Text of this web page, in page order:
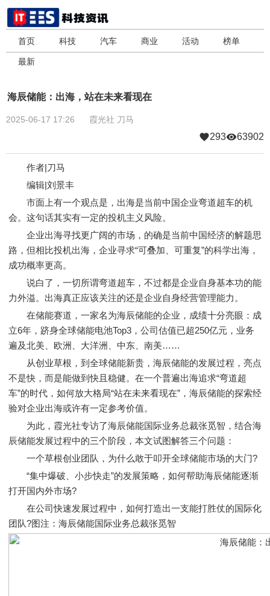
首页 科技 汽车 商业 活动 榜单
最新
海辰储能：出海，站在未来看现在
2025-06-17 17:26 霞光社 刀马
293 63902
作者|刀马
编辑|刘景丰
市面上有一个观点是，出海是当前中国企业弯道超车的机
会。这句话其实有一定的投机主义风险。
企业出海寻找更广阔的市场，的确是当前中国经济的解题思
路，但相比投机出海，企业寻求“可叠加、可重复”的科学出海，
成功概率更高。
说白了，一切所谓弯道超车，不过都是企业自身基本功的能
力外溢。出海真正应该关注的还是企业自身经营管理能力。
在储能赛道，一家名为海辰储能的企业，成绩十分亮眼：成
立6年，跻身全球储能电池Top3，公司估值已超250亿元，业务
遍及北美、欧洲、大洋洲、中东、南美……
从创业草根，到全球储能新贵，海辰储能的发展过程，亮点
不是快，而是能做到快且稳健。在一个普遍出海追求“弯道超
车”的时代，如何放大格局“站在未来看现在”，海辰储能的探索经
验对企业出海或许有一定参考价值。
为此，霞光社专访了海辰储能国际业务总裁张觅智，结合海
辰储能发展过程中的三个阶段，本文试图解答三个问题：
一个草根创业团队，为什么敢于叩开全球储能市场的大门?
“集中爆破、小步快走”的发展策略，如何帮助海辰储能逐渐
打开国内外市场?
在公司快速发展过程中，如何打造出一支能打胜仗的国际化
团队?图注：海辰储能国际业务总裁张觅智